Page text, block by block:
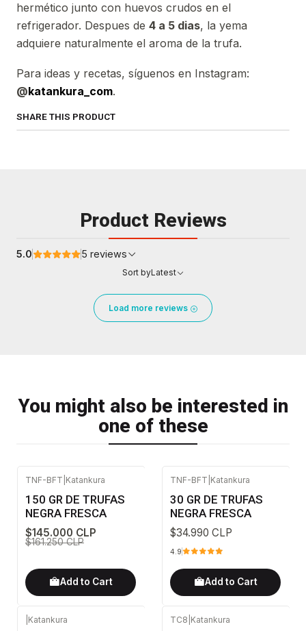
hermético junto con huevos crudos en el
refrigerador. Despues de 4 a 5 dias, la yema
adquiere naturalmente el aroma de la trufa.
Para ideas y recetas, síguenos en Instagram:
@katankura_com.
SHARE THIS PRODUCT
Product Reviews
5.0 5 reviews
Sort byLatest
Load more reviews
You might also be interested in
one of these
TNF-BFT Katankura
150 GR DE TRUFAS
NEGRA FRESCA
$145.000 CLP
$161.250 CLP
Add to Cart
TNF-BFT Katankura
30 GR DE TRUFAS
NEGRA FRESCA
$34.990 CLP
4.9
Add to Cart
Katankura TC8 Katankura